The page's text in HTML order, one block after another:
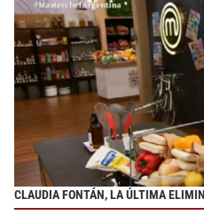
CLAUDIA FONTÁN, LA ÚLTIMA